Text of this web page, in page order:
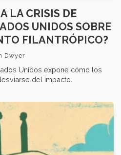
LA CRISIS DE
UNIDOS SOBRE
FILANTRÓPICO?
Dwyer
Unidos expone cómo los
del impacto.